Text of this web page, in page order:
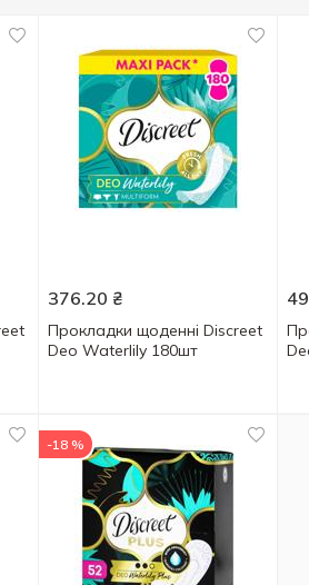
376.20 ₴
Прокладки щоденні Discreet
Deo Waterlily 180шт
-18 %